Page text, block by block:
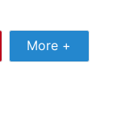
Share
More +